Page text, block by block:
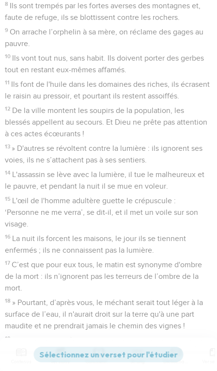
8 Ils sont trempés par les fortes averses des montagnes et,
faute de refuge, ils se blottissent contre les rochers.
9 On arrache l’orphelin à sa mère, on réclame des gages au
pauvre.
10 Ils vont tout nus, sans habit. Ils doivent porter des gerbes
tout en restant eux-mêmes affamés.
11 Ils font de l'huile dans les domaines des riches, ils écrasent
le raisin au pressoir, et pourtant ils restent assoiffés.
12 De la ville montent les soupirs de la population, les
blessés appellent au secours. Et Dieu ne prête pas attention
à ces actes écœurants !
13 » D'autres se révoltent contre la lumière : ils ignorent ses
voies, ils ne s’attachent pas à ses sentiers.
14 L'assassin se lève avec la lumière, il tue le malheureux et
le pauvre, et pendant la nuit il se mue en voleur.
15 L'œil de l'homme adultère guette le crépuscule :
‘Personne ne me verra’, se dit-il, et il met un voile sur son
visage.
16 La nuit ils forcent les maisons, le jour ils se tiennent
enfermés ; ils ne connaissent pas la lumière.
17 C’est que pour eux tous, le matin est synonyme d'ombre
de la mort : ils n’ignorent pas les terreurs de l’ombre de la
mort.
18 » Pourtant, d’après vous, le méchant serait tout léger à la
surface de l’eau, il n'aurait droit sur la terre qu'à une part
maudite et ne prendrait jamais le chemin des vignes !
19
Tout comme la sécheresse et la chaleur absorbent la fonte
de la neige, le séjour des morts engloutirait ceux qui
Versions Commentaires Strong